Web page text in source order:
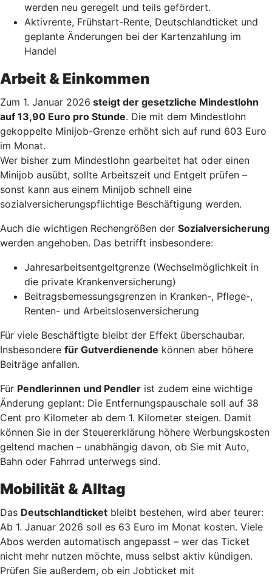
werden neu geregelt und teils gefördert.
Aktivrente, Frühstart-Rente, Deutschlandticket und
geplante Änderungen bei der Kartenzahlung im
Handel
Arbeit & Einkommen
Zum 1. Januar 2026 steigt der gesetzliche Mindestlohn
auf 13,90 Euro pro Stunde. Die mit dem Mindestlohn
gekoppelte Minijob-Grenze erhöht sich auf rund 603 Euro
im Monat.
Wer bisher zum Mindestlohn gearbeitet hat oder einen
Minijob ausübt, sollte Arbeitszeit und Entgelt prüfen –
sonst kann aus einem Minijob schnell eine
sozialversicherungspflichtige Beschäftigung werden.
Auch die wichtigen Rechengrößen der Sozialversicherung
werden angehoben. Das betrifft insbesondere:
Jahresarbeitsentgeltgrenze (Wechselmöglichkeit in
die private Krankenversicherung)
Beitragsbemessungsgrenzen in Kranken-, Pflege-,
Renten- und Arbeitslosenversicherung
Für viele Beschäftigte bleibt der Effekt überschaubar.
Insbesondere für Gutverdienende können aber höhere
Beiträge anfallen.
Für Pendlerinnen und Pendler ist zudem eine wichtige
Änderung geplant: Die Entfernungspauschale soll auf 38
Cent pro Kilometer ab dem 1. Kilometer steigen. Damit
können Sie in der Steuererklärung höhere Werbungskosten
geltend machen – unabhängig davon, ob Sie mit Auto,
Bahn oder Fahrrad unterwegs sind.
Mobilität & Alltag
Das Deutschlandticket bleibt bestehen, wird aber teurer:
Ab 1. Januar 2026 soll es 63 Euro im Monat kosten. Viele
Abos werden automatisch angepasst – wer das Ticket
nicht mehr nutzen möchte, muss selbst aktiv kündigen.
Prüfen Sie außerdem, ob ein Jobticket mit